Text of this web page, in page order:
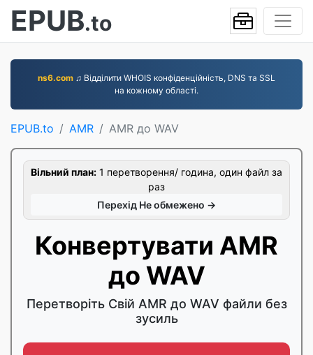
EPUB.to
ns6.com ♫ Відділити WHOIS конфіденційність, DNS та SSL
на кожному області.
EPUB.to AMR AMR до WAV
Вільний план: 1 перетворення/ година, один файл за
раз
Перехід Не обмежено →
Конвертувати AMR
до WAV
Перетворіть Свій AMR до WAV файли без
зусиль